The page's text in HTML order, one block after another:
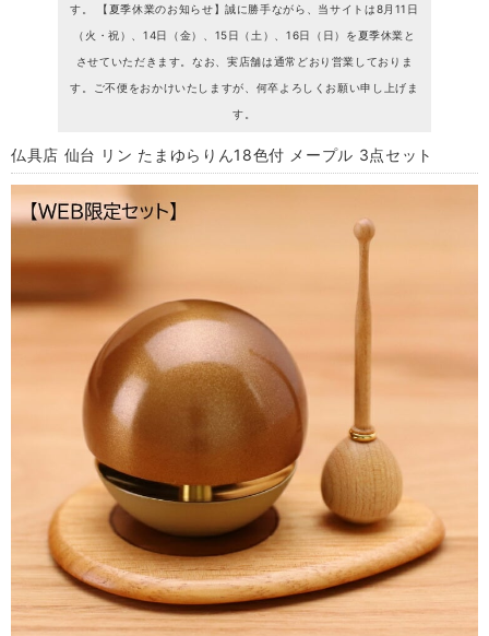
す。 【夏季休業のお知らせ】誠に勝手ながら、当サイトは8月11日
（火・祝）、14日（金）、15日（土）、16日（日）を夏季休業と
させていただきます。なお、実店舗は通常どおり営業しておりま
す。ご不便をおかけいたしますが、何卒よろしくお願い申し上げま
す。
仏具店 仙台 リン たまゆらりん18色付 メープル 3点セット